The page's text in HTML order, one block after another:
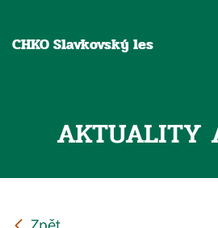
CHKO Slavkovský les
AKTUALITY